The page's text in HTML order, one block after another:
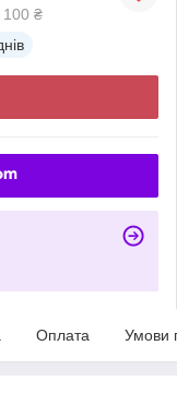
100 ₴
Оплата Умови